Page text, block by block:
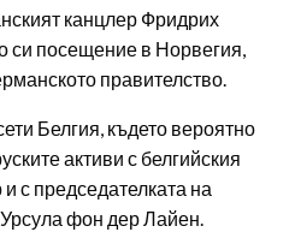
канцлер Фридрих
си посещение в Норвегия,
правителство.
Белгия, където вероятно
активи с белгийския
с председателката на
фон дер Лайен.